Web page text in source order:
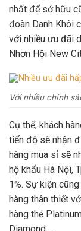
nhất để sở hữu
đoàn Danh Khôi
với nhiều ưu đãi
Nhơn Hội New
Với nhiều chính
Cụ thể, khách
tiến độ sẽ nhận
hàng mua sỉ sẽ
hộ khẩu Hà Nội,
1%. Sự kiện
hàng thân thiết
hàng thẻ
Diamond,…